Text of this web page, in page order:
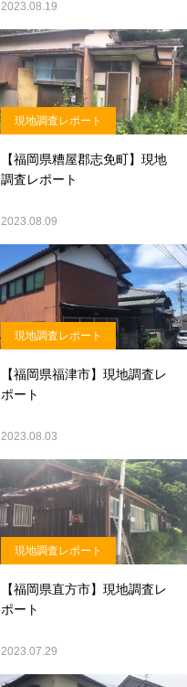
2023.08.19
現地調査レポート
【福岡県糟屋郡志免町】現地
調査レポート
2023.08.09
現地調査レポート
【福岡県福津市】現地調査レ
ポート
2023.08.03
現地調査レポート
【福岡県直方市】現地調査レ
ポート
2023.07.29